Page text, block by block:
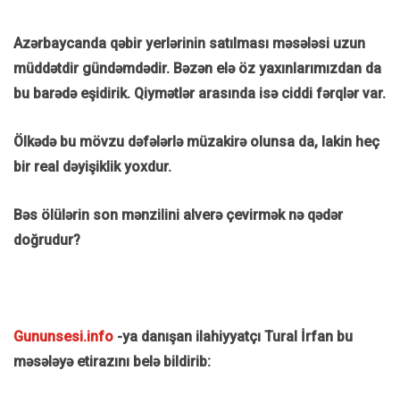
Azərbaycanda qəbir yerlərinin satılması məsələsi uzun
müddətdir gündəmdədir. Bəzən elə öz yaxınlarımızdan da
bu barədə eşidirik. Qiymətlər arasında isə ciddi fərqlər var.
Ölkədə bu mövzu dəfələrlə müzakirə olunsa da, lakin heç
bir real dəyişiklik yoxdur.
Bəs ölülərin son mənzilini alverə çevirmək nə qədər
doğrudur?
Gununsesi.info -ya danışan ilahiyyatçı Tural İrfan bu
məsələyə etirazını belə bildirib: